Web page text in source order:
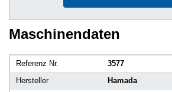
Maschinendaten
Referenz Nr.
3577
Hersteller
Hamada